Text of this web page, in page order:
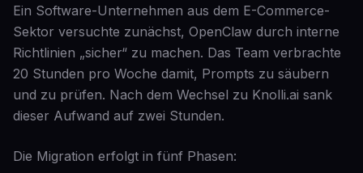
Ein Software-Unternehmen aus dem E-Commerce-
Sektor versuchte zunächst, OpenClaw durch interne
Richtlinien „sicher“ zu machen. Das Team verbrachte
20 Stunden pro Woche damit, Prompts zu säubern
und zu prüfen. Nach dem Wechsel zu Knolli.ai sank
dieser Aufwand auf zwei Stunden.
Die Migration erfolgt in fünf Phasen: